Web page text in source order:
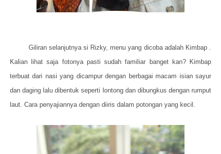
Giliran selanjutnya si Rizky, menu yang dicoba adalah Kimbap .
Kalian lihat saja fotonya pasti sudah familiar banget kan? Kimbap
terbuat dari nasi yang dicampur dengan berbagai macam isian sayur
dan daging lalu dibentuk seperti lontong dan dibungkus dengan rumput
laut. Cara penyajiannya dengan diiris dalam potongan yang kecil.